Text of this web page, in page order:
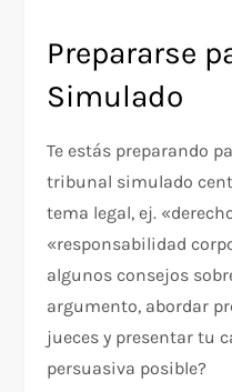
Prepararse
Simulado
Te estás preparando
tribunal simulado
tema legal, ej.
«responsabilidad
algunos consejos
argumento, abordar
jueces y presentar tu
persuasiva posible?